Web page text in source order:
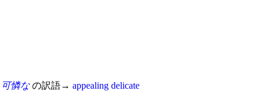
可憐なの訳語→ appealing delicate